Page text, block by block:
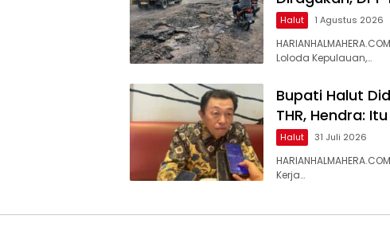
Halut 1 Agustus 2026
Loloda Kepulauan,…
Bupati Halut
THR, Hendra:
Halut 31 Juli 2026
Kerja…